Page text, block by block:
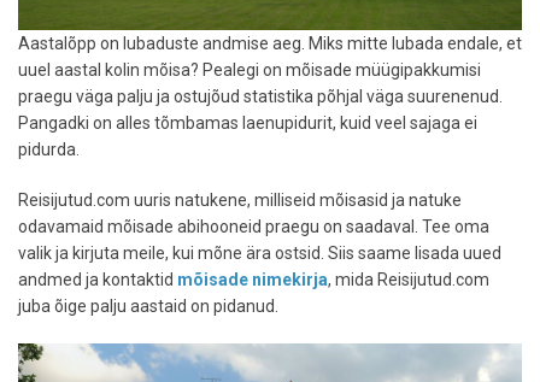
Aastalõpp on lubaduste andmise aeg. Miks mitte lubada endale, et
uuel aastal kolin mõisa? Pealegi on mõisade müügipakkumisi
praegu väga palju ja ostujõud statistika põhjal väga suurenenud.
Pangadki on alles tõmbamas laenupidurit, kuid veel sajaga ei
pidurda.
Reisijutud.com uuris natukene, milliseid mõisasid ja natuke
odavamaid mõisade abihooneid praegu on saadaval. Tee oma
valik ja kirjuta meile, kui mõne ära ostsid. Siis saame lisada uued
andmed ja kontaktid mõisade nimekirja, mida Reisijutud.com
juba õige palju aastaid on pidanud.